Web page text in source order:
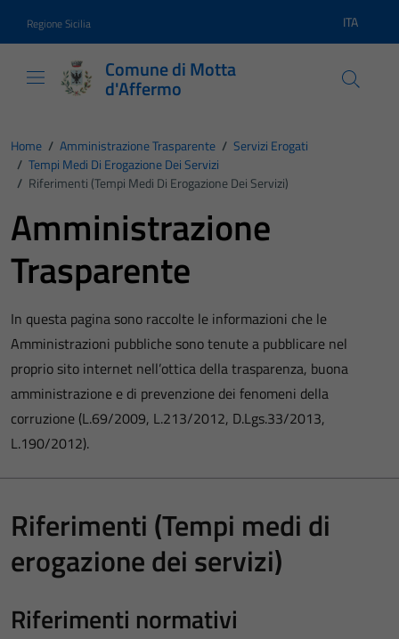
Regione Sicilia Lingua
ITA
Comune di Motta
d'Affermo
Home / Amministrazione Trasparente / Servizi Erogati
/ Tempi Medi Di Erogazione Dei Servizi
/ Riferimenti (Tempi Medi Di Erogazione Dei Servizi)
Amministrazione
Trasparente
In questa pagina sono raccolte le informazioni che le
Amministrazioni pubbliche sono tenute a pubblicare nel
proprio sito internet nell’ottica della trasparenza, buona
amministrazione e di prevenzione dei fenomeni della
corruzione (L.69/2009, L.213/2012, D.Lgs.33/2013,
L.190/2012).
Riferimenti (Tempi medi di
erogazione dei servizi)
Riferimenti normativi